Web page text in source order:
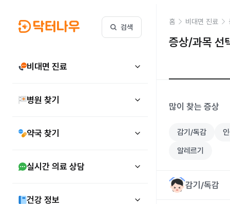
검색
비대면 진료
병원 찾기
약국 찾기
실시간 의료 상담
건강 정보
홈 비대면 진료
증상/과목 선
많이 찾는 증상
감기/독감
알레르기
감기/독감